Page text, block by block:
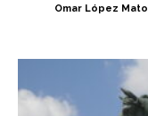
Omar López Mato